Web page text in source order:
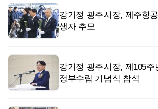
강기정 광주시장, 제주항
생자 추모
강기정 광주시장, 제105주
정부수립 기념식 참석